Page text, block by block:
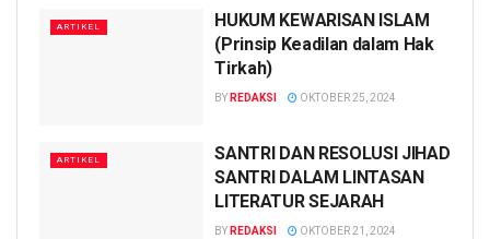
ARTIKEL
HUKUM KEWARISAN ISLAM
(Prinsip Keadilan dalam Hak
Tirkah)
BY REDAKSI OKTOBER 25, 2024
ARTIKEL
SANTRI DAN RESOLUSI JIHAD
SANTRI DALAM LINTASAN
LITERATUR SEJARAH
BY REDAKSI OKTOBER 21, 2024